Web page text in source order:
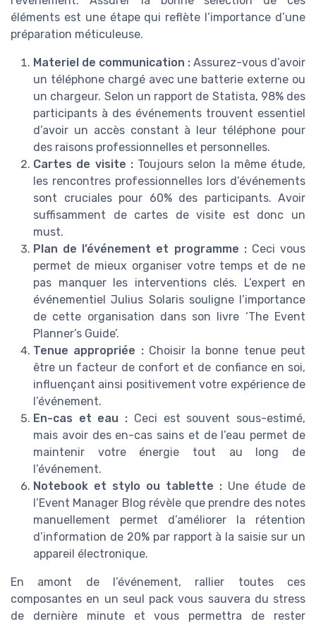
éléments est une étape qui reflète l’importance d’une
préparation méticuleuse.
Materiel de communication : Assurez-vous d’avoir
un téléphone chargé avec une batterie externe ou
un chargeur. Selon un rapport de Statista, 98% des
participants à des événements trouvent essentiel
d’avoir un accès constant à leur téléphone pour
des raisons professionnelles et personnelles.
Cartes de visite :Toujours selon la même étude,
les rencontres professionnelles lors d’événements
sont cruciales pour 60% des participants. Avoir
suffisamment de cartes de visite est donc un
must.
Plan de l’événement et programme :Ceci vous
permet de mieux organiser votre temps et de ne
pas manquer les interventions clés. L’expert en
événementiel Julius Solaris souligne l’importance
de cette organisation dans son livre ‘The Event
Planner’s Guide’.
Tenue appropriée :Choisir la bonne tenue peut
être un facteur de confort et de confiance en soi,
influençant ainsi positivement votre expérience de
l’événement.
En-cas et eau : Ceci est souvent sous-estimé,
mais avoir des en-cas sains et de l’eau permet de
maintenir votre énergie tout au long de
l’événement.
Notebook et stylo ou tablette : Une étude de
l’Event Manager Blog révèle que prendre des notes
manuellement permet d’améliorer la rétention
d’information de 20% par rapport à la saisie sur un
appareil électronique.
En amont de l’événement, rallier toutes ces
composantes en un seul pack vous sauvera du stress
de dernière minute et vous permettra de rester